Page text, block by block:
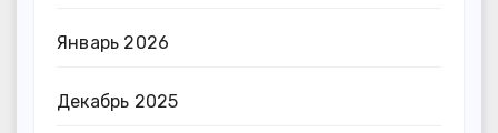
Январь 2026
Декабрь 2025